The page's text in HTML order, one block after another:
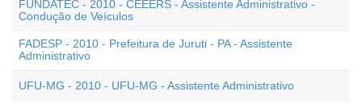
FUNDATEC - 2010 - CEEERS - Assistente Administrativo -
Condução de Veículos
FADESP - 2010 - Prefeitura de Juruti - PA - Assistente
Administrativo
UFU-MG - 2010 - UFU-MG - Assistente Administrativo